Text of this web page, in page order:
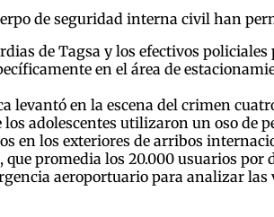
de seguridad interna civil han
de Tagsa y los efectivos
en el área de
levantó en la escena del crimen
adolescentes utilizaron un oso de
en los exteriores de arribos
promedia los 20.000 usuarios por
aeroportuario para analizar